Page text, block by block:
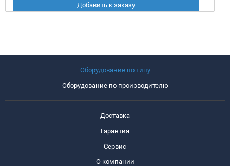
Добавить к заказу
Оборудование по типу
Оборудование по производителю
Доставка
Гарантия
Сервис
О компании